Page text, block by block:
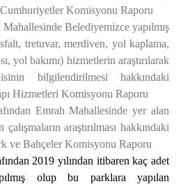
Komisyonu Raporu
Mahallesinde Belediyemizce yapılmış
tretuvar, merdiven, yol kaplama,
yol bakımı) hizmetlerin araştırılarak
bilgilendirilmesi hakkındaki
Hizmetleri Komisyonu Raporu
Emrah Mahallesinde yer alan
araştırılması hakkındaki
ve Bahçeler Komisyonu Raporu
2019 yılından itibaren kaç adet
olup bu parklara yapılan